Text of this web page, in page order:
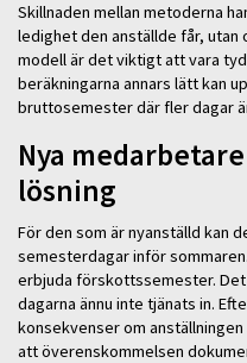
Skillnaden mellan metoderna
ledighet den anställde får, utan
modell är det viktigt att vara
beräkningarna annars lätt kan
bruttosemester där fler dagar
Nya
lösning
För den som är nyanställd kan
semesterdagar inför
erbjuda förskottssemester.
dagarna ännu inte tjänats in.
konsekvenser om
att överenskommelsen